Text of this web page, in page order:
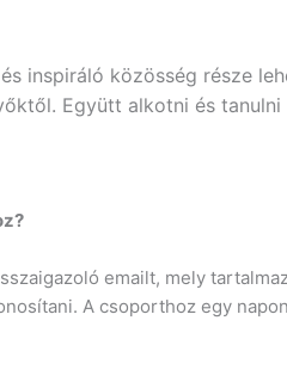
inspiráló közösség része
Együtt alkotni és
emailt, mely
A csoporthoz egy